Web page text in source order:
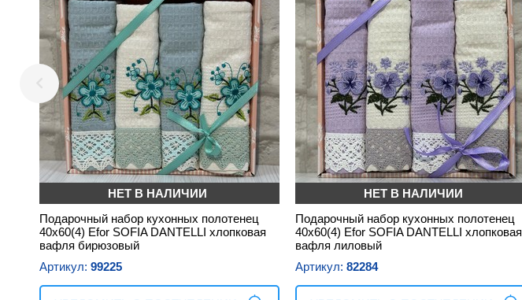
НЕТ В НАЛИЧИИ
Подарочный набор кухонных полотенец
40х60(4) Efor SOFIA DANTELLI хлопковая
вафля бирюзовый
Артикул: 99225
НЕТ В НАЛИЧИИ
Подарочный набор кухонных полотенец
40х60(4) Efor SOFIA DANTELLI хлопковая
вафля лиловый
Артикул: 82284